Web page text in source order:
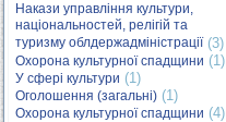
Накази управління культури,
національностей, релігій та
туризму облдержадміністрації(3)
Охорона культурної спадщини (1)
У сфері культури (1)
Оголошення (загальні) (1)
Охорона культурної спадщини (4)